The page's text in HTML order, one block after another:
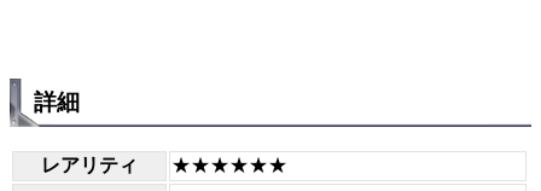
詳細
レアリティ
★★★★★★